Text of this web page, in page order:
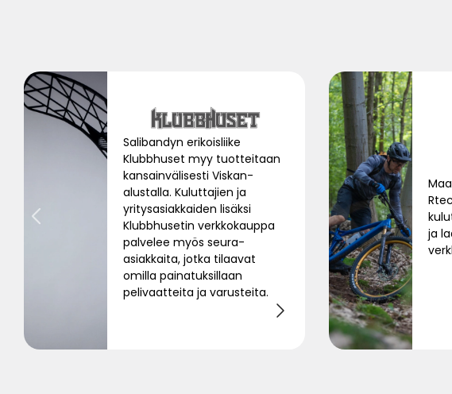
Salibandyn erikoisliike
Klubbhuset myy tuotteitaan
kansainvälisesti Viskan-
alustalla. Kuluttajien ja
yritysasiakkaiden lisäksi
Klubbhusetin verkkokauppa
palvelee myös seura-
asiakkaita, jotka tilaavat
omilla painatuksillaan
pelivaatteita ja varusteita.
ja